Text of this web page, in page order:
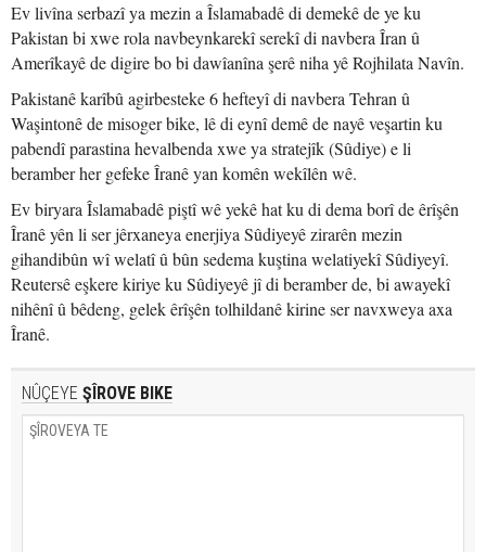
Ev livîna serbazî ya mezin a Îslamabadê di demekê de ye ku
Pakistan bi xwe rola navbeynkarekî serekî di navbera Îran û
Amerîkayê de digire bo bi dawîanîna şerê niha yê Rojhilata Navîn.
Pakistanê karîbû agirbesteke 6 hefteyî di navbera Tehran û
Waşintonê de misoger bike, lê di eynî demê de nayê veşartin ku
pabendî parastina hevalbenda xwe ya stratejîk (Sûdiye) e li
beramber her gefeke Îranê yan komên wekîlên wê.
Ev biryara Îslamabadê piştî wê yekê hat ku di dema borî de êrîşên
Îranê yên li ser jêrxaneya enerjiya Sûdiyeyê zirarên mezin
gihandibûn wî welatî û bûn sedema kuştina welatiyekî Sûdiyeyî.
Reutersê eşkere kiriye ku Sûdiyeyê jî di beramber de, bi awayekî
nihênî û bêdeng, gelek êrîşên tolhildanê kirine ser navxweya axa
Îranê.
NÛÇEYE ŞÎROVE BIKE